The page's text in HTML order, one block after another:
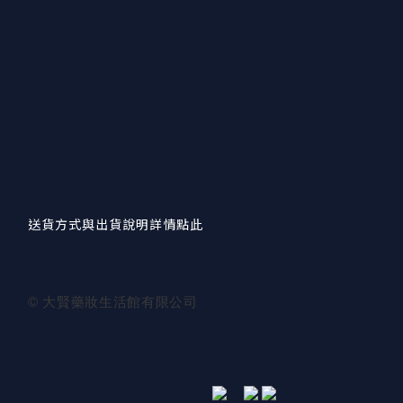
送貨方式與出貨說明詳情點此
© 大賢藥妝生活館有限公司